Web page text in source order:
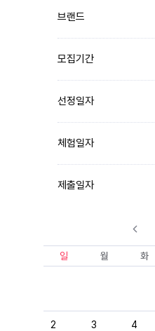
브랜드
모집기간
선정일자
체험일자
제출일자
일 월 화
2 3 4